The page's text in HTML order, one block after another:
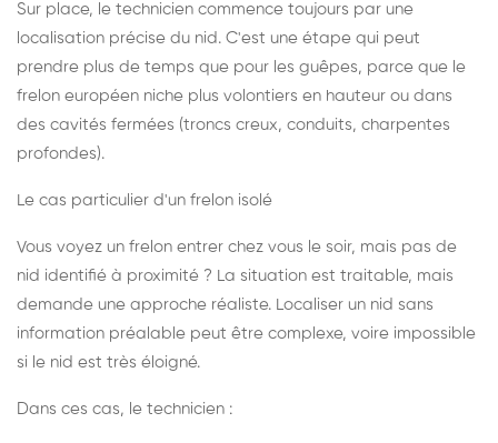
Sur place, le technicien commence toujours par une
localisation précise du nid. C'est une étape qui peut
prendre plus de temps que pour les guêpes, parce que le
frelon européen niche plus volontiers en hauteur ou dans
des cavités fermées (troncs creux, conduits, charpentes
profondes).
Le cas particulier d'un frelon isolé
Vous voyez un frelon entrer chez vous le soir, mais pas de
nid identifié à proximité ? La situation est traitable, mais
demande une approche réaliste. Localiser un nid sans
information préalable peut être complexe, voire impossible
si le nid est très éloigné.
Dans ces cas, le technicien :